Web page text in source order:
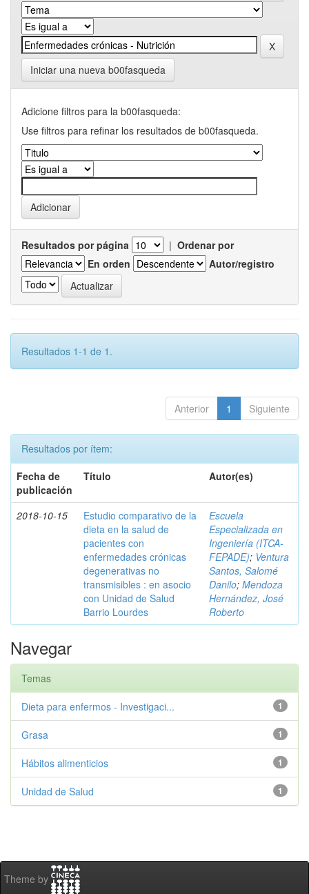
Iniciar una nueva b00fasqueda
Adicione filtros para la b00fasqueda:
Use filtros para refinar los resultados de b00fasqueda.
Resultados por página | Ordenar por
En orden
Autor/registro
Resultados 1-1 de 1.
Anterior 1 Siguiente
Resultados por ítem:
Fecha de
publicación
Título Autor(es)
2018-10-15
Estudio comparativo de la
dieta en la salud de
pacientes con
enfermedades crónicas
degenerativas no
transmisibles : en asocio
con Unidad de Salud
Barrio Lourdes
Escuela
Especializada en
Ingeniería (ITCA-
FEPADE); Ventura
Santos, Salomé
Danilo; Mendoza
Hernández, José
Roberto
Navegar
Temas
1
Dieta para enfermos - Investigaci...
1
Grasa
1
Hábitos alimenticios
1
Unidad de Salud
Theme by